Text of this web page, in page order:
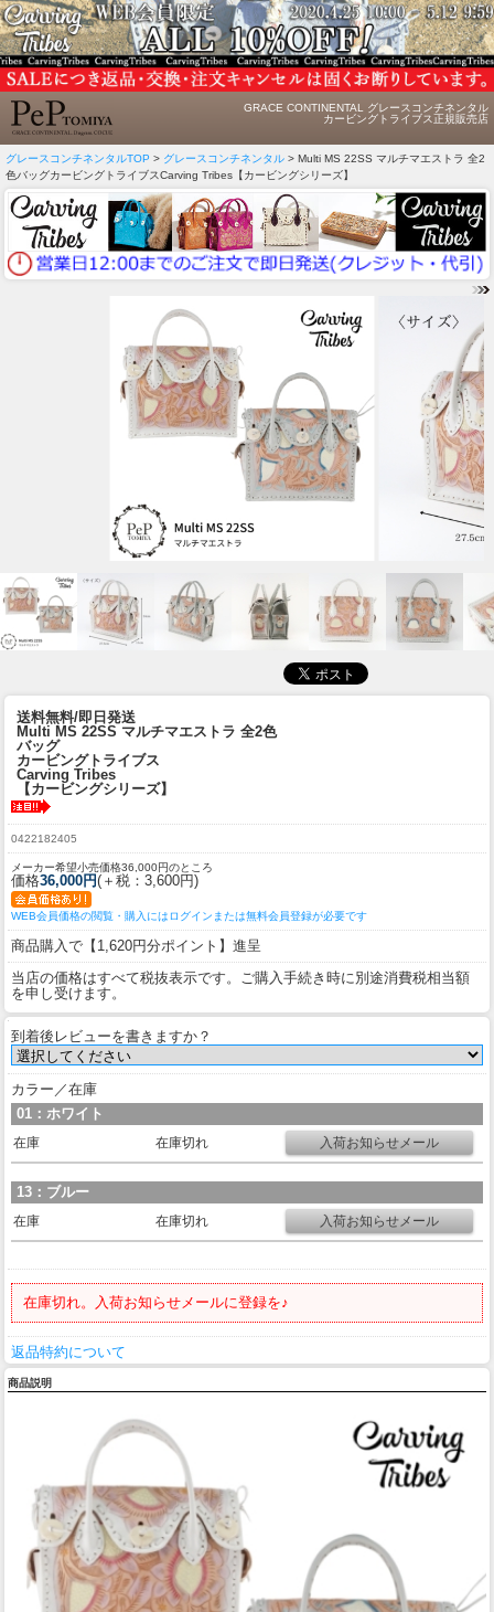
GRACE CONTINENTAL グレースコンチネンタル
カービングトライブス正規販売店
グレースコンチネンタルTOP > グレースコンチネンタル > Multi MS 22SS マルチマエストラ 全2
色バッグカービングトライブスCarving Tribes【カービングシリーズ】
送料無料/即日発送
Multi MS 22SS マルチマエストラ 全2色
バッグ
カービングトライブス
Carving Tribes
【カービングシリーズ】
0422182405
メーカー希望小売価格36,000円のところ
価格36,000円(＋税：3,600円)
WEB会員価格の閲覧・購入にはログインまたは無料会員登録が必要です
商品購入で【1,620円分ポイント】進呈
当店の価格はすべて税抜表示です。ご購入手続き時に別途消費税相当額
を申し受けます。
到着後レビューを書きますか？
カラー／在庫
01：ホワイト
在庫 在庫切れ
13：ブルー
在庫 在庫切れ
在庫切れ。入荷お知らせメールに登録を♪
返品特約について
商品説明